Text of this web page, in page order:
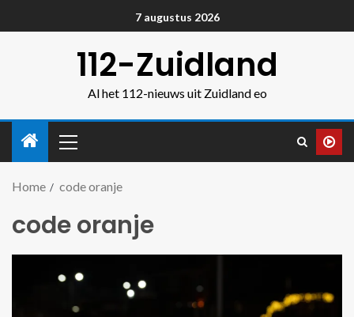
7 augustus 2026
112-Zuidland
Al het 112-nieuws uit Zuidland eo
Home code oranje
code oranje